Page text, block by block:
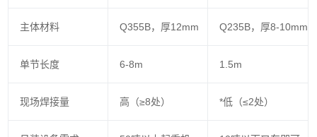
主体材料 Q355B，厚12mm Q235B，厚8-10mm
单节长度 6-8m 1.5m
现场焊接量 高（≥8处） *低（≤2处）